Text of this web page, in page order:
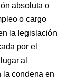
absoluta o
o cargo
la legislación
por el
al
la condena en